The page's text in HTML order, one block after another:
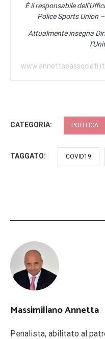
È il responsabile
Police Sports Union
Attualmente insegna
CATEGORIA: POLITICA
TAGGATO: COVID19
Massimiliano Annetta
Penalista, abilitato al